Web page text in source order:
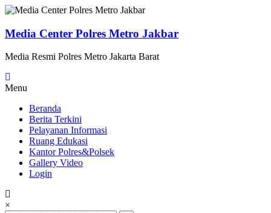
Lompat
konten
Media Center Polres Metro Jakbar
Media Resmi Polres Metro Jakarta Barat
Menu
Beranda
Berita Terkini
Pelayanan Informasi
Ruang Edukasi
Kantor Polres&Polsek
Gallery Video
Login
×